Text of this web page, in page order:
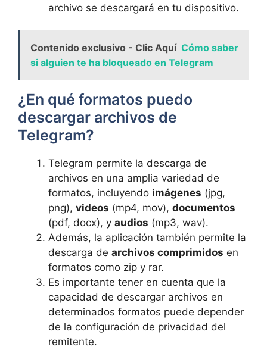
archivo se descargará en tu dispositivo.
Contenido exclusivo - Clic Aquí Cómo saber
si alguien te ha bloqueado en Telegram
¿En qué formatos puedo
descargar archivos de
Telegram?
Telegram permite la descarga de
archivos en una amplia variedad de
formatos, incluyendo imágenes (jpg,
png), videos (mp4, mov), documentos
(pdf, docx), y audios (mp3, wav).
Además, la aplicación también permite la
descarga de archivos comprimidos en
formatos como zip y rar.
Es importante tener en cuenta que la
capacidad de descargar archivos en
determinados formatos puede depender
de la configuración de privacidad del
remitente.